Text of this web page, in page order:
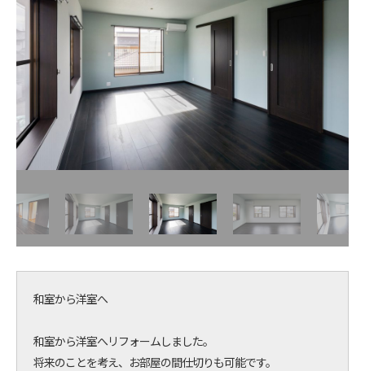
和室から洋室へ
和室から洋室へリフォームしました。
将来のことを考え、お部屋の間仕切りも可能です。